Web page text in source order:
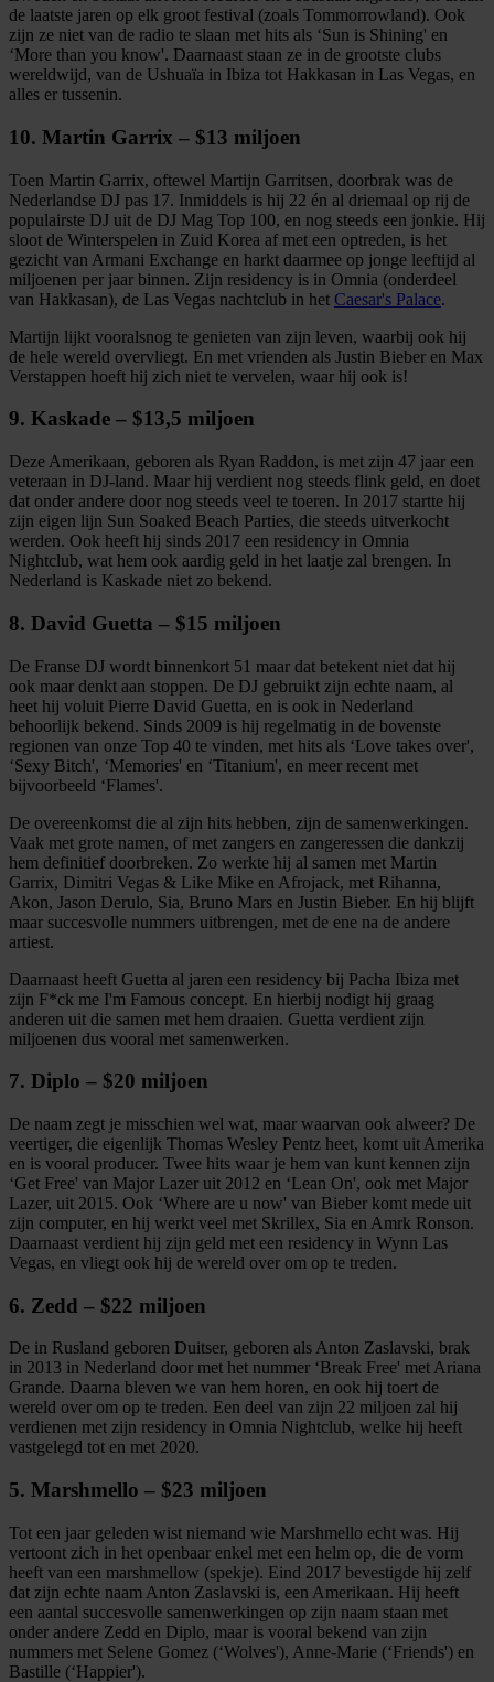
informatie over uw gebruik van onze site met onze
partners voor social media, adverteren en analyse. Deze
partners kunnen deze gegevens combineren met andere
informatie die u aan ze heeft verstrekt of die ze hebben
de laatste jaren op elk groot festival (zoals Tommorrowland). Ook
zijn ze niet van de radio te slaan met hits als ‘Sun is Shining' en
‘More than you know'. Daarnaast staan ze in de grootste clubs
wereldwijd, van de Ushuaïa in Ibiza tot Hakkasan in Las Vegas, en
alles er tussenin.
10. Martin Garrix – $13 miljoen
Toen Martin Garrix, oftewel Martijn Garritsen, doorbrak was de
Nederlandse DJ pas 17. Inmiddels is hij 22 én al driemaal op rij de
populairste DJ uit de DJ Mag Top 100, en nog steeds een jonkie. Hij
sloot de Winterspelen in Zuid Korea af met een optreden, is het
gezicht van Armani Exchange en harkt daarmee op jonge leeftijd al
miljoenen per jaar binnen. Zijn residency is in Omnia (onderdeel
van Hakkasan), de Las Vegas nachtclub in het Caesar's Palace.
Martijn lijkt vooralsnog te genieten van zijn leven, waarbij ook hij
de hele wereld overvliegt. En met vrienden als Justin Bieber en Max
Verstappen hoeft hij zich niet te vervelen, waar hij ook is!
9. Kaskade – $13,5 miljoen
Deze Amerikaan, geboren als Ryan Raddon, is met zijn 47 jaar een
veteraan in DJ-land. Maar hij verdient nog steeds flink geld, en doet
dat onder andere door nog steeds veel te toeren. In 2017 startte hij
zijn eigen lijn Sun Soaked Beach Parties, die steeds uitverkocht
werden. Ook heeft hij sinds 2017 een residency in Omnia
Nightclub, wat hem ook aardig geld in het laatje zal brengen. In
Nederland is Kaskade niet zo bekend.
8. David Guetta – $15 miljoen
De Franse DJ wordt binnenkort 51 maar dat betekent niet dat hij
ook maar denkt aan stoppen. De DJ gebruikt zijn echte naam, al
heet hij voluit Pierre David Guetta, en is ook in Nederland
behoorlijk bekend. Sinds 2009 is hij regelmatig in de bovenste
regionen van onze Top 40 te vinden, met hits als ‘Love takes over',
‘Sexy Bitch', ‘Memories' en ‘Titanium', en meer recent met
bijvoorbeeld ‘Flames'.
De overeenkomst die al zijn hits hebben, zijn de samenwerkingen.
Vaak met grote namen, of met zangers en zangeressen die dankzij
hem definitief doorbreken. Zo werkte hij al samen met Martin
Garrix, Dimitri Vegas & Like Mike en Afrojack, met Rihanna,
Akon, Jason Derulo, Sia, Bruno Mars en Justin Bieber. En hij blijft
maar succesvolle nummers uitbrengen, met de ene na de andere
artiest.
Daarnaast heeft Guetta al jaren een residency bij Pacha Ibiza met
zijn F*ck me I'm Famous concept. En hierbij nodigt hij graag
anderen uit die samen met hem draaien. Guetta verdient zijn
miljoenen dus vooral met samenwerken.
7. Diplo – $20 miljoen
De naam zegt je misschien wel wat, maar waarvan ook alweer? De
veertiger, die eigenlijk Thomas Wesley Pentz heet, komt uit Amerika
en is vooral producer. Twee hits waar je hem van kunt kennen zijn
‘Get Free' van Major Lazer uit 2012 en ‘Lean On', ook met Major
Lazer, uit 2015. Ook ‘Where are u now' van Bieber komt mede uit
zijn computer, en hij werkt veel met Skrillex, Sia en Amrk Ronson.
Daarnaast verdient hij zijn geld met een residency in Wynn Las
Vegas, en vliegt ook hij de wereld over om op te treden.
6. Zedd – $22 miljoen
De in Rusland geboren Duitser, geboren als Anton Zaslavski, brak
in 2013 in Nederland door met het nummer ‘Break Free' met Ariana
Grande. Daarna bleven we van hem horen, en ook hij toert de
wereld over om op te treden. Een deel van zijn 22 miljoen zal hij
verdienen met zijn residency in Omnia Nightclub, welke hij heeft
vastgelegd tot en met 2020.
5. Marshmello – $23 miljoen
Tot een jaar geleden wist niemand wie Marshmello echt was. Hij
vertoont zich in het openbaar enkel met een helm op, die de vorm
heeft van een marshmellow (spekje). Eind 2017 bevestigde hij zelf
dat zijn echte naam Anton Zaslavski is, een Amerikaan. Hij heeft
een aantal succesvolle samenwerkingen op zijn naam staan met
onder andere Zedd en Diplo, maar is vooral bekend van zijn
nummers met Selene Gomez (‘Wolves'), Anne-Marie (‘Friends') en
Bastille (‘Happier').